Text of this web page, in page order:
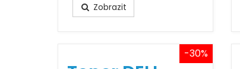
Zobrazit
-30%